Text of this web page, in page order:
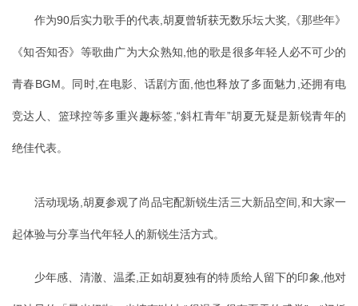
作为90后实力歌手的代表,胡夏曾斩获无数乐坛大奖,《那些年》
《知否知否》等歌曲广为大众熟知,他的歌是很多年轻人必不可少的
青春BGM。同时,在电影、话剧方面,他也释放了多面魅力,还拥有电
竞达人、篮球控等多重兴趣标签,“斜杠青年”胡夏无疑是新锐青年的
绝佳代表。
活动现场,胡夏参观了尚品宅配新锐生活三大新品空间,和大家一
起体验与分享当代年轻人的新锐生活方式。
少年感、清澈、温柔,正如胡夏独有的特质给人留下的印象,他对